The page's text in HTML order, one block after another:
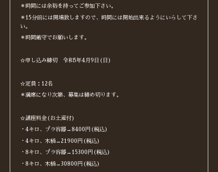
＊時間には余裕を持ってご参加下さい。
＊15分前には開場致しますので、時間には開始出来るようにいらして下さ
い。
＊時間厳守でお願いします。
☆申し込み締切 令和5年4月9日(日)
☆定員：12名
＊満席になり次第、募集は締め切ります。
☆講座料金(お土産付)
・4キロ、プラ容器→8400円(税込)
・4キロ、木桶→21900円(税込)
・8キロ、プラ容器→15300円(税込)
・8キロ、木桶→30800円(税込)